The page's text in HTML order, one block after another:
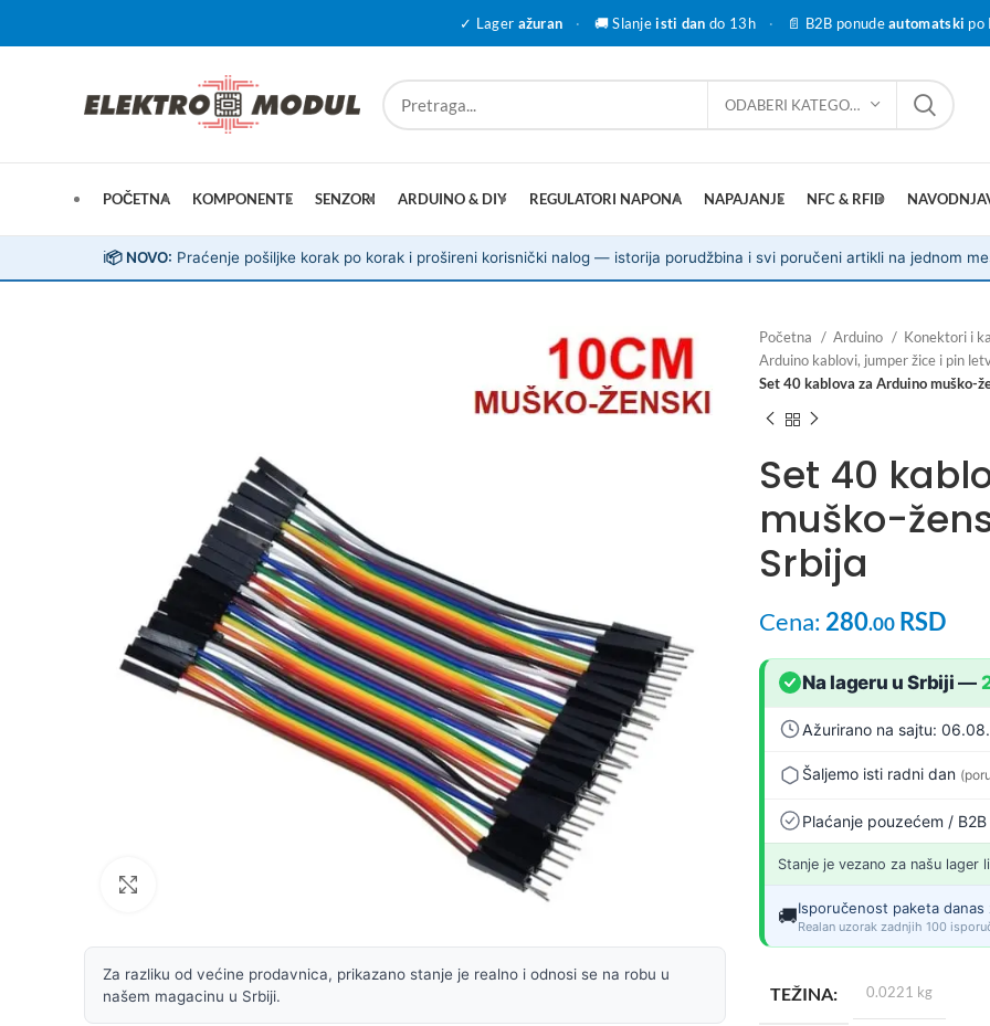
✓ Lager ažuran · 🚚 Slanjeisti dan do 13h · 📄 B2B ponudeautomatski po
ODABERI KATEGORIJU
POČETNA KOMPONENTE SENZORI ARDUINO & DIY REGULATORI NAPONA NAPAJANJE NFC & RFID
ℹ️📦 NOVO: Praćenje pošiljke korak po korak i prošireni korisnički nalog — istorija porudžbina i svi poručeni artikli na jednom
Za razliku od većine prodavnica, prikazano stanje je realno i odnosi se na robu u
našem magacinu u Srbiji.
Početna Arduino
Konektori i
Arduino kablovi, jumper žice i pin
Set 40 kablova za Arduino muško-
Set 40
muško-
Srbija
Cena: 280.00 RSD
Na lageru u Srbiji —
Ažurirano na sajtu:
Šaljemo isti radni dan
Plaćanje pouzećem /
Stanje je vezano za našu
🚚Isporučenost paketa
Realan uzorak zadnjih 100
TEŽINA 0.0221 kg